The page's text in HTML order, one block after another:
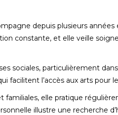
depuis plusieurs
constante, et elle veille
sociales, particulièrement
facilitent l’accès aux arts pour
familiales, elle pratique
illustre une recherche